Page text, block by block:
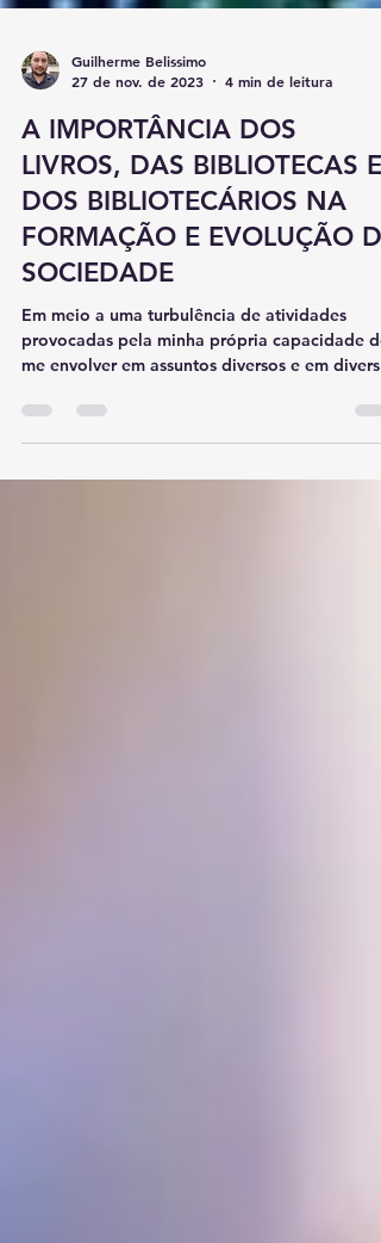
27 de nov. de 2023
4 min de leitura
A IMPORTÂNCIA DOS
LIVROS, DAS BIBLIOTECAS E
DOS BIBLIOTECÁRIOS NA
FORMAÇÃO E EVOLUÇÃO
SOCIEDADE
Em meio a uma turbulência de atividades
me envolver em assuntos diversos e em